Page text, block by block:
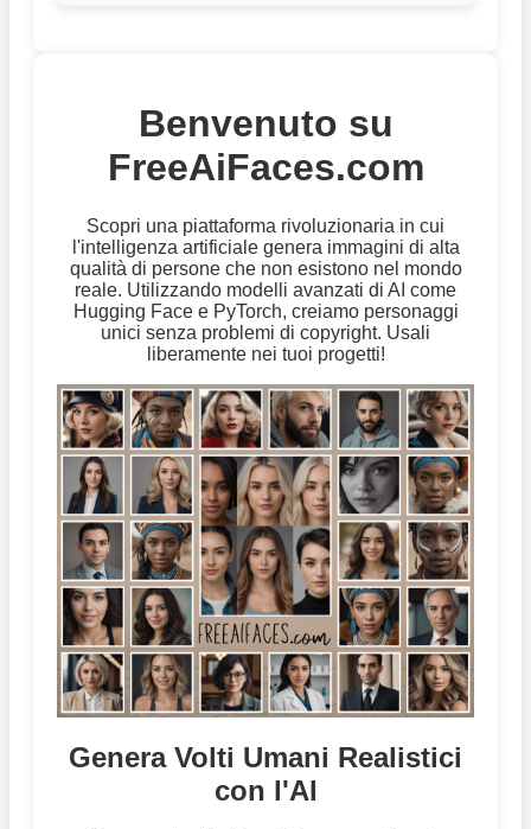
Benvenuto su
FreeAiFaces.com
Scopri una piattaforma rivoluzionaria in cui
l'intelligenza artificiale genera immagini di alta
qualità di persone che non esistono nel mondo
reale. Utilizzando modelli avanzati di AI come
Hugging Face e PyTorch, creiamo personaggi
unici senza problemi di copyright. Usali
liberamente nei tuoi progetti!
Genera Volti Umani Realistici
con l'AI